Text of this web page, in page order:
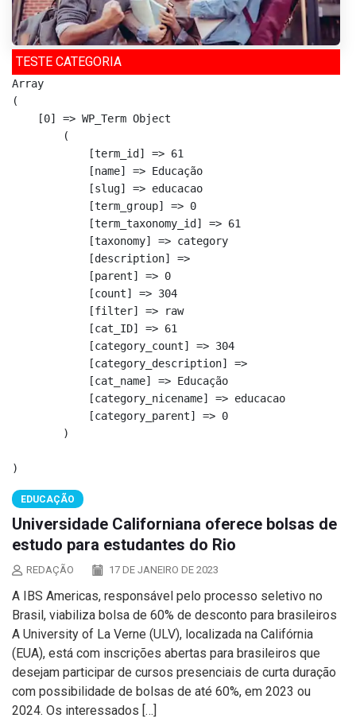
TESTE CATEGORIA
Array
(
    [0] => WP_Term Object
        (
            [term_id] => 61
            [name] => Educação
            [slug] => educacao
            [term_group] => 0
            [term_taxonomy_id] => 61
            [taxonomy] => category
            [description] =>
            [parent] => 0
            [count] => 304
            [filter] => raw
            [cat_ID] => 61
            [category_count] => 304
            [category_description] =>
            [cat_name] => Educação
            [category_nicename] => educacao
            [category_parent] => 0
        )
EDUCAÇÃO
Universidade Californiana oferece bolsas de
estudo para estudantes do Rio
REDAÇÃO 17 DE JANEIRO DE 2023
A IBS Americas, responsável pelo processo seletivo no
Brasil, viabiliza bolsa de 60% de desconto para brasileiros
A University of La Verne (ULV), localizada na Califórnia
(EUA), está com inscrições abertas para brasileiros que
desejam participar de cursos presenciais de curta duração
com possibilidade de bolsas de até 60%, em 2023 ou
2024. Os interessados […]